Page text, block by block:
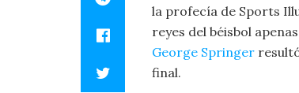
la profecía de Sports
reyes del béisbol
George Springer
final.